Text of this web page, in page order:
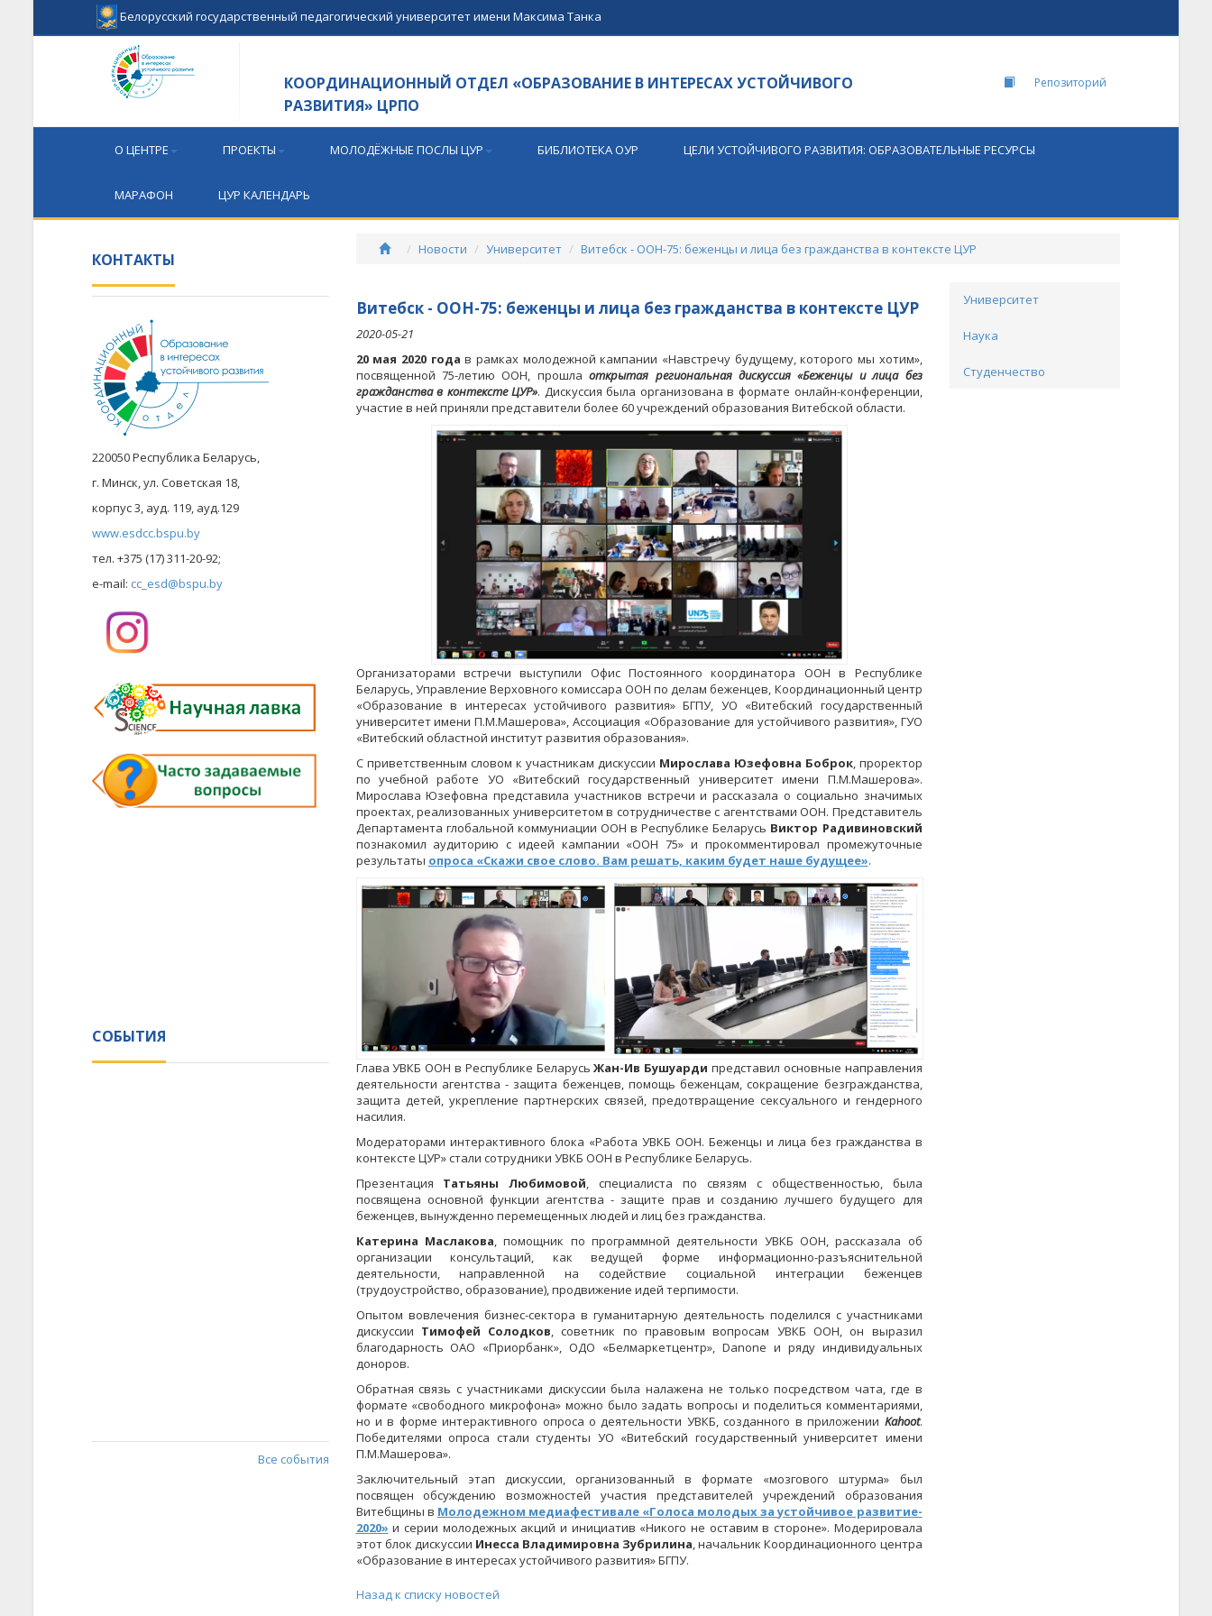
Белорусский государственный педагогический университет имени Максима Танка
КООРДИНАЦИОННЫЙ ОТДЕЛ «ОБРАЗОВАНИЕ В ИНТЕРЕСАХ УСТОЙЧИВОГО
РАЗВИТИЯ» ЦРПО
Репозиторий
О ЦЕНТРЕ ПРОЕКТЫ МОЛОДЁЖНЫЕ ПОСЛЫ ЦУР БИБЛИОТЕКА ОУР ЦЕЛИ УСТОЙЧИВОГО РАЗВИТИЯ: ОБРАЗОВАТЕЛЬНЫЕ РЕСУРСЫ
МАРАФОН ЦУР КАЛЕНДАРЬ
КОНТАКТЫ
220050 Республика Беларусь,
г. Минск, ул. Советская 18,
корпус 3, ауд. 119, ауд.129
www.esdcc.bspu.by
тел. +375 (17) 311-20-92;
e-mail: cc_esd@bspu.by
СОБЫТИЯ
Все события
Новости Университет Витебск - ООН-75: беженцы и лица без гражданства в контексте ЦУР
Витебск - ООН-75: беженцы и лица без гражданства в контексте ЦУР
2020-05-21
20 мая 2020 года в рамках молодежной кампании «Навстречу будущему, которого мы хотим»,
посвященной 75-летию ООН, прошлаоткрытая региональная дискуссия «Беженцы и лица без
гражданства в контексте ЦУР». Дискуссия была организована в формате онлайн-конференции,
участие в ней приняли представители более 60 учреждений образования Витебской области.
Организаторами встречи выступили Офис Постоянного координатора ООН в Республике
Беларусь, Управление Верховного комиссара ООН по делам беженцев, Координационный центр
«Образование в интересах устойчивого развития» БГПУ, УО «Витебский государственный
университет имени П.М.Машерова», Ассоциация «Образование для устойчивого развития», ГУО
«Витебский областной институт развития образования».
С приветственным словом к участникам дискуссии Мирослава Юзефовна Боброк, проректор
по учебной работе УО «Витебский государственный университет имени П.М.Машерова».
Мирослава Юзефовна представила участников встречи и рассказала о социально значимых
проектах, реализованных университетом в сотрудничестве с агентствами ООН. Представитель
Департамента глобальной коммуниации ООН в Республике Беларусь Виктор Радивиновский
познакомил аудиторию с идеей кампании «ООН 75» и прокомментировал промежуточные
результаты опроса «Скажи свое слово. Вам решать, каким будет наше будущее».
Глава УВКБ ООН в Республике БеларусьЖан-Ив Бушуарди представил основные направления
деятельности агентства - защита беженцев, помощь беженцам, сокращение безгражданства,
защита детей, укрепление партнерских связей, предотвращение сексуального и гендерного
насилия.
Модераторами интерактивного блока «Работа УВКБ ООН. Беженцы и лица без гражданства в
контексте ЦУР» стали сотрудники УВКБ ООН в Республике Беларусь.
Презентация Татьяны Любимовой, специалиста по связям с общественностью, была
посвящена основной функции агентства - защите прав и созданию лучшего будущего для
беженцев, вынужденно перемещенных людей и лиц без гражданства.
Катерина Маслакова, помощник по программной деятельности УВКБ ООН, рассказала об
организации консультаций, как ведущей форме информационно-разъяснительной
деятельности, направленной на содействие социальной интеграции беженцев
(трудоустройство, образование), продвижение идей терпимости.
Опытом вовлечения бизнес-сектора в гуманитарную деятельность поделился с участниками
дискуссии Тимофей Солодков, советник по правовым вопросам УВКБ ООН, он выразил
благодарность ОАО «Приорбанк», ОДО «Белмаркетцентр», Danone и ряду индивидуальных
доноров.
Обратная связь с участниками дискуссии была налажена не только посредством чата, где в
формате «свободного микрофона» можно было задать вопросы и поделиться комментариями,
но и в форме интерактивного опроса о деятельности УВКБ, созданного в приложении Kahoot.
Победителями опроса стали студенты УО «Витебский государственный университет имени
П.М.Машерова».
Заключительный этап дискуссии, организованный в формате «мозгового штурма» был
посвящен обсуждению возможностей участия представителей учреждений образования
Витебщины в Молодежном медиафестивале «Голоса молодых за устойчивое развитие-
2020» и серии молодежных акций и инициатив «Никого не оставим в стороне». Модерировала
этот блок дискуссии Инесса Владимировна Зубрилина, начальник Координационного центра
«Образование в интересах устойчивого развития» БГПУ.
Назад к списку новостей
Университет
Наука
Студенчество